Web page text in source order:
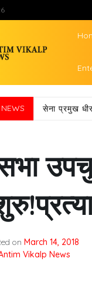
सेना प्रमुख
on March 14, 2018
Vikalp News